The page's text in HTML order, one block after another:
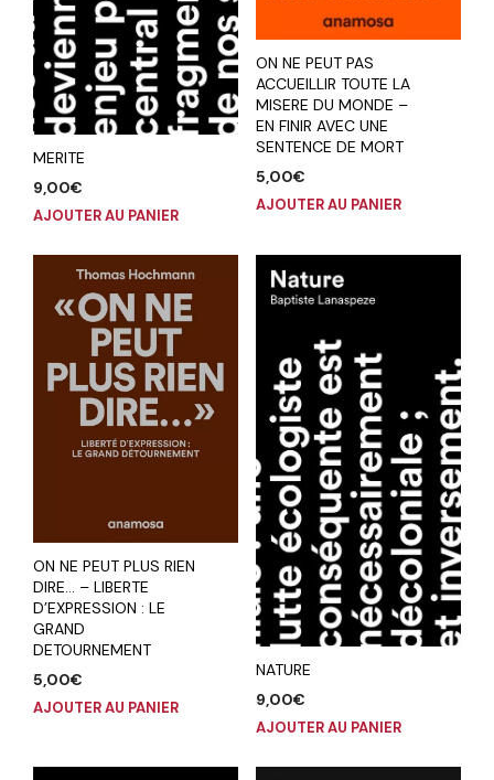
MERITE
9,00€
AJOUTER AU PANIER
ON NE PEUT PAS
ACCUEILLIR TOUTE LA
MISERE DU MONDE –
EN FINIR AVEC UNE
SENTENCE DE MORT
5,00€
AJOUTER AU PANIER
ON NE PEUT PLUS RIEN
DIRE… – LIBERTE
D’EXPRESSION : LE
GRAND
DETOURNEMENT
5,00€
AJOUTER AU PANIER
NATURE
9,00€
AJOUTER AU PANIER